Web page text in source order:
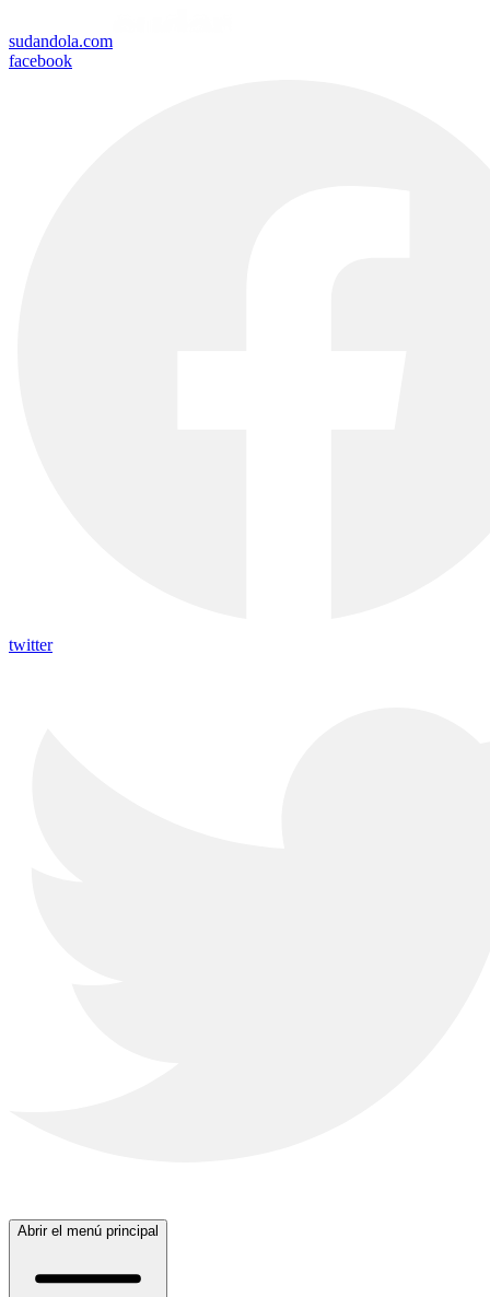
sudandola.com
facebook
twitter
Abrir el menú principal